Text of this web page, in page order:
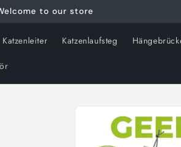
to our store
Katzenleiter Katzenlaufsteg
product
information